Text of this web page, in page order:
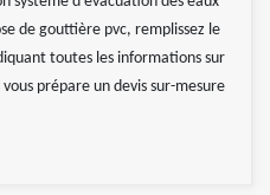
de gouttière pvc, remplissez le
toutes les informations sur
prépare un devis sur-mesure